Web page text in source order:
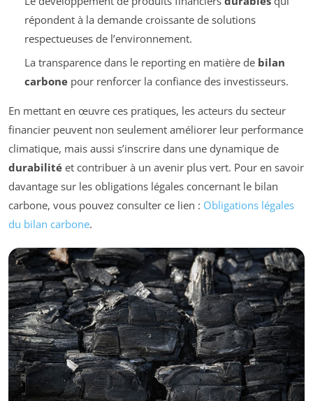
répondent à la demande croissante de solutions
respectueuses de l’environnement.
La transparence dans le reporting en matière de bilan
carbonepour renforcer la confiance des investisseurs.
En mettant en œuvre ces pratiques, les acteurs du secteur
financier peuvent non seulement améliorer leur performance
climatique, mais aussi s’inscrire dans une dynamique de
durabilité et contribuer à un avenir plus vert. Pour en savoir
davantage sur les obligations légales concernant le bilan
carbone, vous pouvez consulter ce lien : Obligations légales
du bilan carbone.